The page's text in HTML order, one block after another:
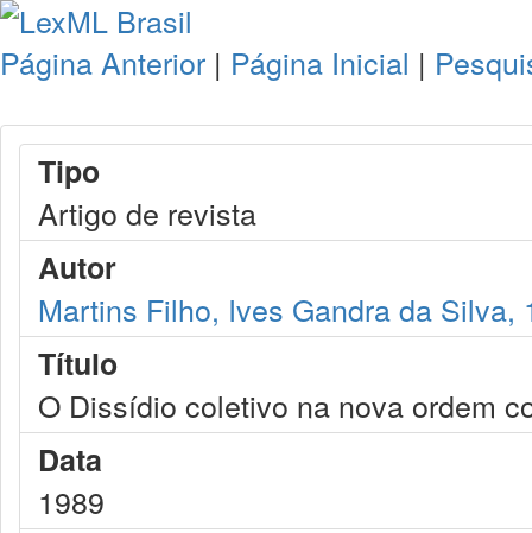
Página Anterior | Página Inicial |
Tipo
Artigo de revista
Autor
Martins Filho, Ives Gandra da Silva,
Título
O Dissídio coletivo na nova ordem
Data
1989